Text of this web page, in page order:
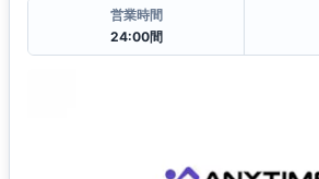
営業時間
24:00間